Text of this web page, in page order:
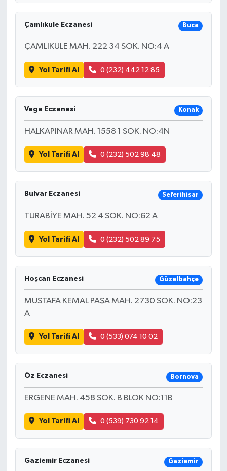
Çamlıkule Eczanesi Buca
ÇAMLIKULE MAH. 222 34 SOK. NO:4 A
Yol Tarifi Al 0 (232) 442 12 85
Vega Eczanesi Konak
HALKAPINAR MAH. 1558 1 SOK. NO:4N
Yol Tarifi Al 0 (232) 502 98 48
Bulvar Eczanesi Seferihisar
TURABİYE MAH. 52 4 SOK. NO:62 A
Yol Tarifi Al 0 (232) 502 89 75
Hoşcan Eczanesi Güzelbahçe
MUSTAFA KEMAL PAŞA MAH. 2730 SOK. NO:23
A
Yol Tarifi Al 0 (533) 074 10 02
Öz Eczanesi Bornova
ERGENE MAH. 458 SOK. B BLOK NO:11B
Yol Tarifi Al 0 (539) 730 92 14
Gaziemir Eczanesi Gaziemir